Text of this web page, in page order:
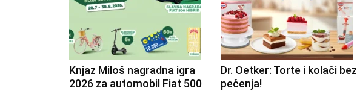
Knjaz Miloš nagradna igra
2026 za automobil Fiat 500
Dr. Oetker: Torte i kolači bez
pečenja!